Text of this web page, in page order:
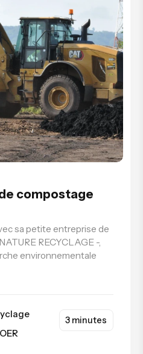
compostage
sa petite entreprise de
RECYCLAGE -,
environnementale
3 minutes